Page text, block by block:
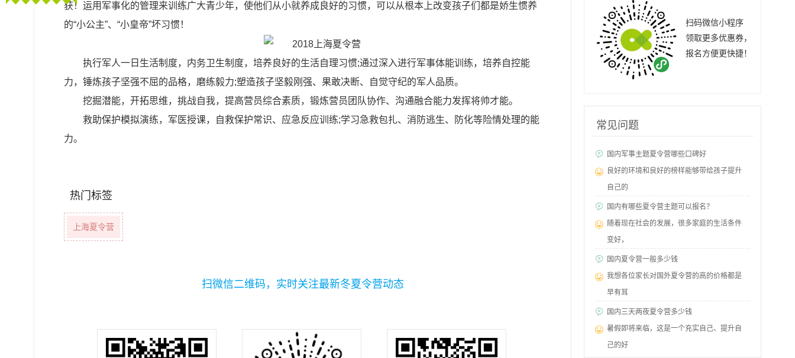
获！运用军事化的管理来训练广大青少年，使他们从小就养成良好的习惯，可以从根本上改变孩子们都是娇生惯养
的“小公主”、“小皇帝”坏习惯！
执行军人一日生活制度，内务卫生制度，培养良好的生活自理习惯;通过深入进行军事体能训练，培养自控能
力，锤炼孩子坚强不屈的品格，磨练毅力;塑造孩子坚毅刚强、果敢决断、自觉守纪的军人品质。
挖掘潜能，开拓思维，挑战自我，提高营员综合素质，锻炼营员团队协作、沟通融合能力发挥将帅才能。
救助保护模拟演练，军医授课，自救保护常识、应急反应训练;学习急救包扎、消防逃生、防化等险情处理的能
力。
热门标签
上海夏令营
扫微信二维码，实时关注最新冬夏令营动态
扫码微信小程序
领取更多优惠券，
报名方便更快捷！
常见问题
国内军事主题夏令营哪些口碑好
良好的环境和良好的榜样能够带给孩子提升
自己的
国内有哪些夏令营主题可以报名？
随着现在社会的发展，很多家庭的生活条件
变好，
国内夏令营一般多少钱
我想各位家长对国外夏令营的高的价格都是
早有耳
国内三天两夜夏令营多少钱
暑假即将来临，这是一个充实自己、提升自
己的好